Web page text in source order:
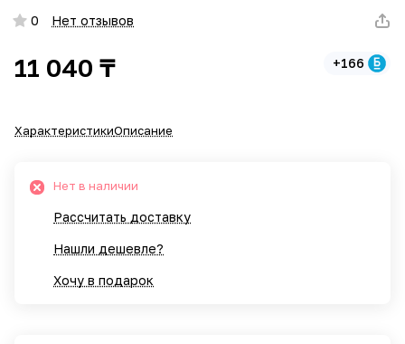
0 Нет отзывов
11 040 ₸ +166
ХарактеристикиОписание
Нет в наличии
Рассчитать доставку
Нашли дешевле?
Хочу в подарок